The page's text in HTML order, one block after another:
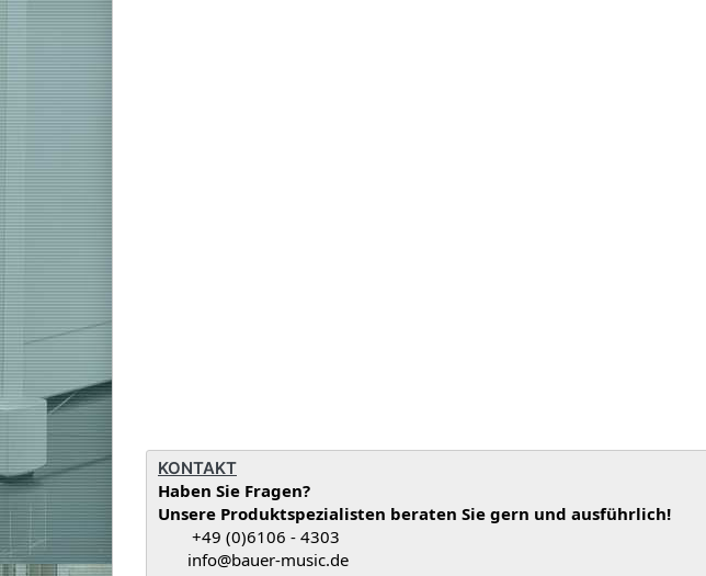
KONTAKT
Haben Sie Fragen?
Unsere Produktspezialisten beraten Sie gern und ausführlich!
+49 (0)6106 - 4303
info@bauer-music.de